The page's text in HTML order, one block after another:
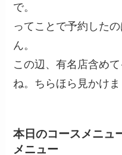
で。
ってことで予約した
ん。
この辺、有名店含め
ね。ちらほら見かけま
本日のコースメニュ
メニュー